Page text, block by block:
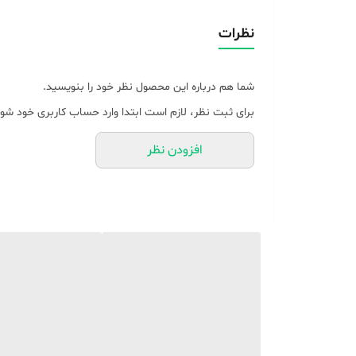
نظرات
شما هم درباره این محصول نظر خود را بنویسید.
برای ثبت نظر، لازم است ابتدا وارد حساب کاربری خود
افزودن نظر